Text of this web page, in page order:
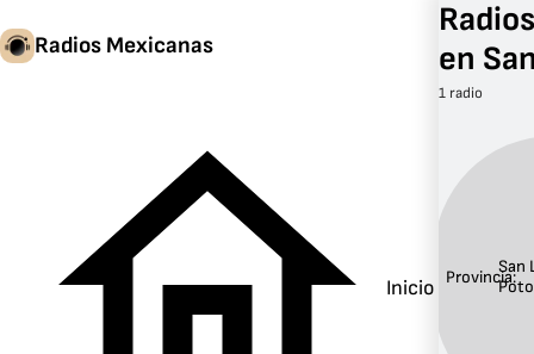
Radios Mexicanas
Inicio
en
1 radio
Provincia:
San